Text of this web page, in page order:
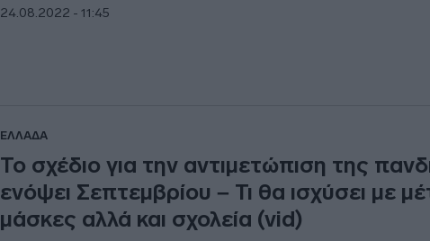
24.08.2022 - 11:45
ΕΛΛΑΔΑ
Το σχέδιο για την αντιμετώπιση της
ενόψει Σεπτεμβρίου – Τι θα ισχύσει με
μάσκες αλλά και σχολεία (vid)